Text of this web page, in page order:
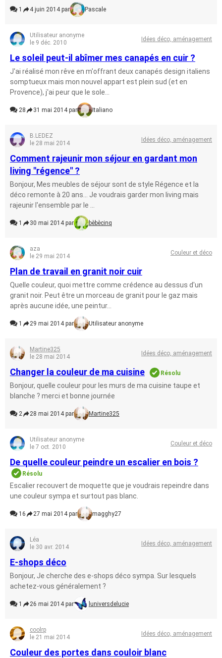
1 4 juin 2014 par Pascale
Utilisateur anonyme
le 9 déc. 2010
Idées déco, aménagement
Le soleil peut-il abîmer mes canapés en cuir ?
J'ai réalisé mon rêve en m'offrant deux canapés design italiens
somptueux mais mon nouvel appart est plein sud (et en
Provence), j'ai peur que le sole...
28 31 mai 2014 par Italiano
B.LEDEZ
le 28 mai 2014
Idées déco, aménagement
Comment rajeunir mon séjour en gardant mon
living "régence" ?
Bonjour, Mes meubles de séjour sont de style Régence et la
déco remonte à 20 ans... Je voudrais garder mon living mais
rajeunir l'ensemble par le ...
1 30 mai 2014 par bèbècinq
aza
le 29 mai 2014
Couleur et déco
Plan de travail en granit noir cuir
Quelle couleur, quoi mettre comme crédence au dessus d'un
granit noir. Peut être un morceau de granit pour le gaz mais
après aucune idée, une peintur...
1 29 mai 2014 par Utilisateur anonyme
Martine325
le 28 mai 2014
Idées déco, aménagement
Changer la couleur de ma cuisine Résolu
Bonjour, quelle couleur pour les murs de ma cuisine taupe et
blanche ? merci et bonne journée
2 28 mai 2014 par Martine325
Utilisateur anonyme
le 7 oct. 2010
Couleur et déco
De quelle couleur peindre un escalier en bois ?
Résolu
Escalier recouvert de moquette que je voudrais repeindre dans
une couleur sympa et surtout pas blanc.
16 27 mai 2014 par magghy27
Léa
le 30 avr. 2014
Idées déco, aménagement
E-shops déco
Bonjour, Je cherche des e-shops déco sympa. Sur lesquels
achetez-vous généralement ?
1 26 mai 2014 par luniversdelucie
coolrp
le 21 mai 2014
Idées déco, aménagement
Couleur des portes dans couloir blanc